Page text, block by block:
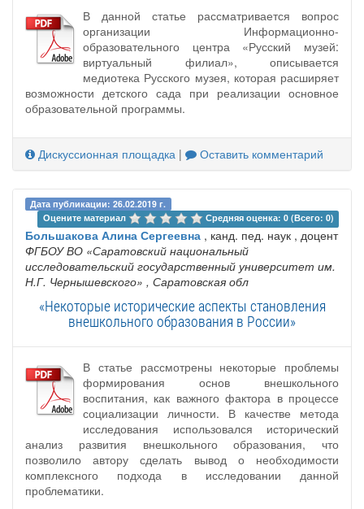
В данной статье рассматривается вопрос
организации Информационно-
образовательного центра «Русский музей:
виртуальный филиал», описывается
медиотека Русского музея, которая расширяет
возможности детского сада при реализации основное
образовательной программы.
Дискуссионная площадка | Оставить комментарий
Дата публикации: 26.02.2019 г.
Оцените материал
Средняя оценка: 0 (Всего: 0)
Большакова Алина Сергеевна , канд. пед. наук , доцент
ФГБОУ ВО «Саратовский национальный
исследовательский государственный университет им.
Н.Г. Чернышевского» , Саратовская обл
«Некоторые исторические аспекты становления
внешкольного образования в России»
В статье рассмотрены некоторые проблемы
формирования основ внешкольного
воспитания, как важного фактора в процессе
социализации личности. В качестве метода
исследования использовался исторический
анализ развития внешкольного образования, что
позволило автору сделать вывод о необходимости
комплексного подхода в исследовании данной
проблематики.